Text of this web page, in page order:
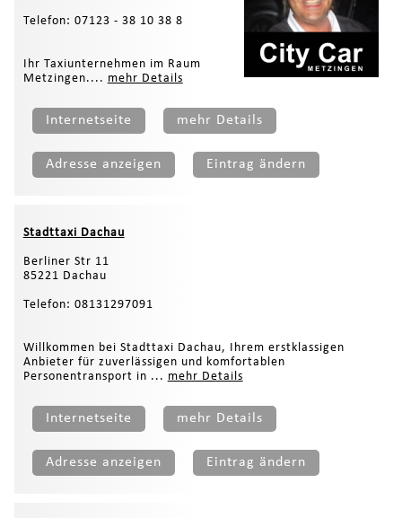
Telefon: 07123 - 38 10 38 8
Ihr Taxiunternehmen im Raum
Metzingen.... mehr Details
Internetseite mehr Details
Adresse anzeigen Eintrag ändern
Stadttaxi Dachau
Berliner Str 11
85221 Dachau
Telefon: 08131297091
Willkommen bei Stadttaxi Dachau, Ihrem erstklassigen
Anbieter für zuverlässigen und komfortablen
Personentransport in ... mehr Details
Internetseite mehr Details
Adresse anzeigen Eintrag ändern